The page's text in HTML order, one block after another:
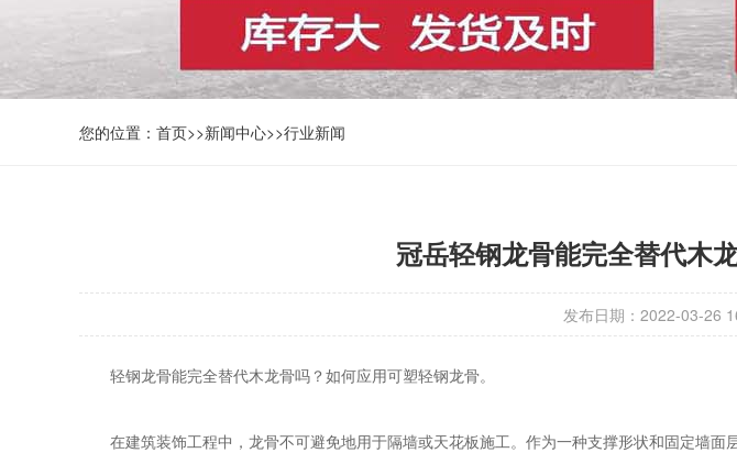
您的位置： 首页>>新闻中心>>行业新闻
冠岳轻钢龙骨能完全替代木
发布日期：2022-03-26
轻钢龙骨能完全替代木龙骨吗？如何应用可塑轻钢龙骨。
在建筑装饰工程中，龙骨不可避免地用于隔墙或天花板施工。作为一种支撑形状和固定墙面